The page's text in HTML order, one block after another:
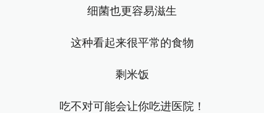
细菌也更容易滋生
这种看起来很平常的食物
剩米饭
吃不对可能会让你吃进医院！